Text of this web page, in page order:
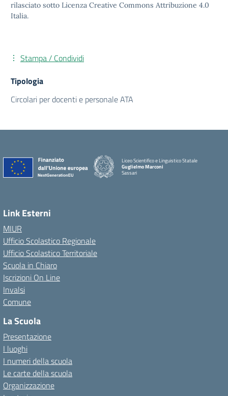
rilasciato sotto Licenza Creative Commons Attribuzione 4.0
Italia.
Stampa / Condividi
Tipologia
Circolari per docenti e personale ATA
Liceo Scientifico e Linguistico Statale
Guglielmo Marconi
Sassari
Link Esterni
MIUR
Ufficio Scolastico Regionale
Ufficio Scolastico Territoriale
Scuola in Chiaro
Iscrizioni On Line
Invalsi
Comune
La Scuola
Presentazione
I luoghi
I numeri della scuola
Le carte della scuola
Organizzazione